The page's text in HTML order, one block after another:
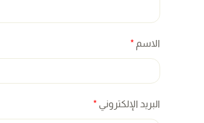
الاسم *
البريد الإلكتروني *